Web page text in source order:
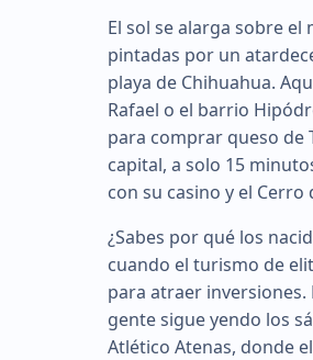
El sol se alarga sobre el
pintadas por un
playa de Chihuahua.
Rafael o el barrio
para comprar queso de
capital, a solo 15
con su casino y el
¿Sabes por qué los
cuando el turismo de
para atraer inversiones.
gente sigue yendo los
Atlético Atenas, donde